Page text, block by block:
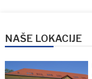
NAŠE LOKACIJE